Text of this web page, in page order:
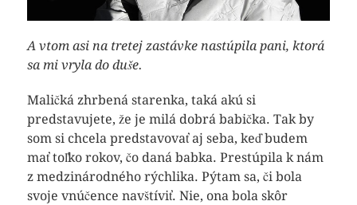
A vtom asi na tretej zastávke nastúpila pani, ktorá
sa mi vryla do duše.
Maličká zhrbená starenka, taká akú si
predstavujete, že je milá dobrá babička. Tak by
som si chcela predstavovať aj seba, keď budem
mať toľko rokov, čo daná babka. Prestúpila k nám
z medzinárodného rýchlika. Pýtam sa, či bola
svoje vnúčence navštíviť. Nie, ona bola skôr